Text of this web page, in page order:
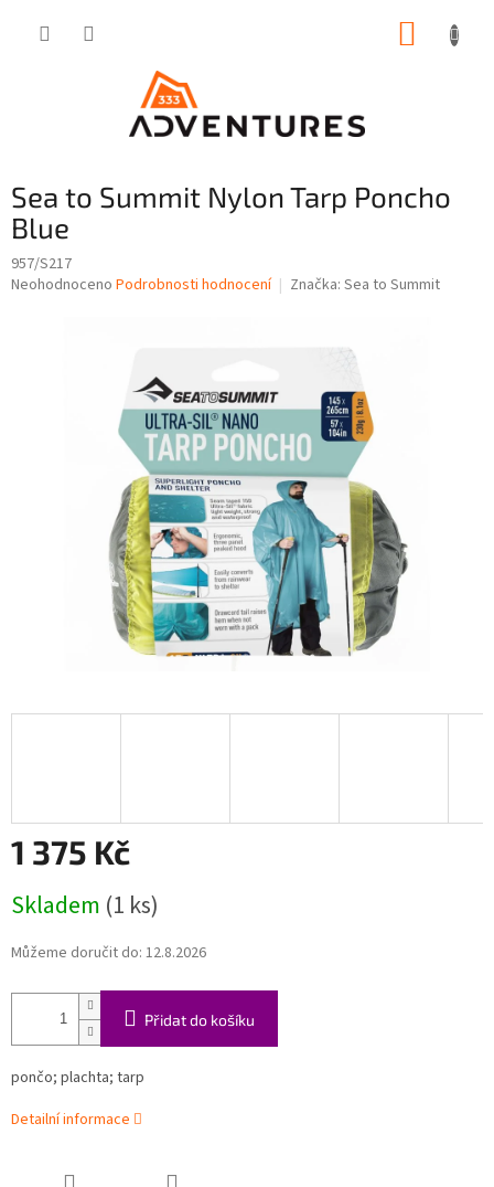
Sea to Summit Nylon Tarp Poncho
Blue
957/S217
Průměrné
Neohodnoceno Podrobnosti hodnocení Značka: Sea to Summit
1 375 Kč
cena:
Skladem (1 ks)
Můžeme doručit do: 12.8.2026
Přidat do košíku
pončo; plachta; tarp
Detailní informace